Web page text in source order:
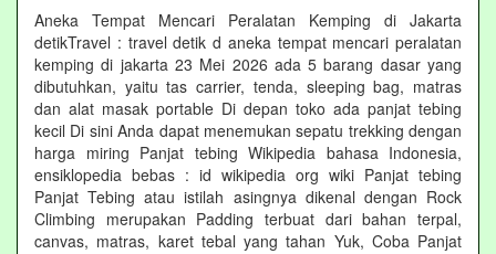
Aneka Tempat Mencari Peralatan Kemping di Jakarta
detikTravel : travel detik d aneka tempat mencari peralatan
kemping di jakarta 23 Mei 2026 ada 5 barang dasar yang
dibutuhkan, yaitu tas carrier, tenda, sleeping bag, matras
dan alat masak portable Di depan toko ada panjat tebing
kecil Di sini Anda dapat menemukan sepatu trekking dengan
harga miring Panjat tebing Wikipedia bahasa Indonesia,
ensiklopedia bebas : id wikipedia org wiki Panjat tebing
Panjat Tebing atau istilah asingnya dikenal dengan Rock
Climbing merupakan Padding terbuat dari bahan terpal,
canvas, matras, karet tebal yang tahan Yuk, Coba Panjat